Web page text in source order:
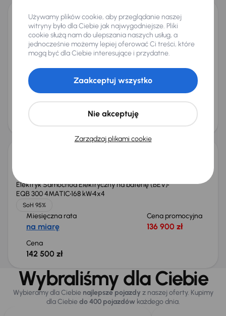
Mercedes-Benz EQB 300 4MATIC
202265 100 kmAutomat
Elektryk Samochód Elektryczny na baterię (BEV)
EQB 300 4MATIC168 kW 4x4
Miesięczna rata
na miarę
Cena promocyjna
Najniższa cena z 30 dni przed
obniżką
145 800 zł
Cena po obniżce
Elektryk Samochód Elektryczny na baterię (BEV)
EQB 300 4MATIC168 kW4x4
SoH 95%
Miesięczna rata
na miarę
Cena promocyjna
136 900 zł
Cena
142 500 zł
Wybraliśmy dla Ciebie
Wybieramy dla Ciebie najlepsze pojazdy z naszej oferty. Kupimy
dla Ciebiedo 400 pojazdówkażdego dnia.
Używamy plików cookie, aby przeglądanie naszej
witryny było dla Ciebie jak najwygodniejsze. Pliki
cookie służą nam do ulepszania naszych usług, a
jednocześnie możemy lepiej oferować Ci treści, które
mogą być dla Ciebie interesujące i przydatne.
Zarządzaj plikami cookie
Nie akceptuję
Zaakceptuj wszystko